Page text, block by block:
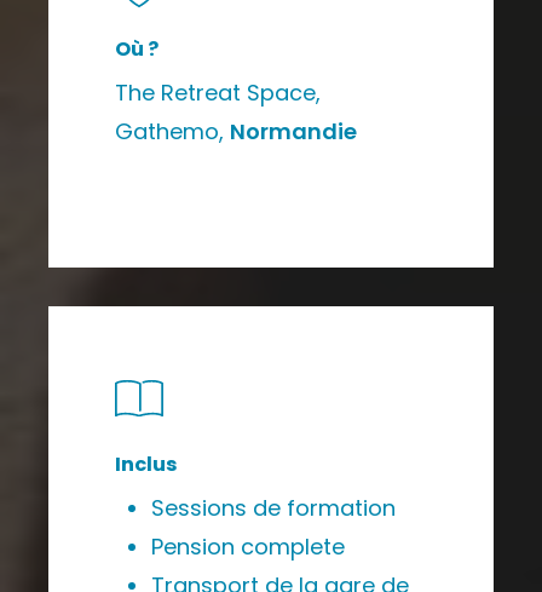
Où ?
The Retreat Space,
Gathemo, Normandie
Inclus
Sessions de formation
Pension complete
Transport de la gare de